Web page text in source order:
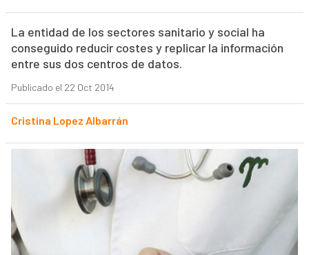
La entidad de los sectores sanitario y social ha
conseguido reducir costes y replicar la información
entre sus dos centros de datos.
Publicado el 22 Oct 2014
Cristina Lopez Albarrán